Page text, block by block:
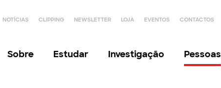
NOTÍCIAS CLIPPING NEWSLETTER LOJA EVENTOS CONTACTOS
Sobre Estudar Investigação Pessoas